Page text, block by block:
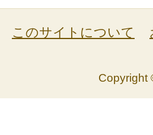
このサイトについて
Copyright